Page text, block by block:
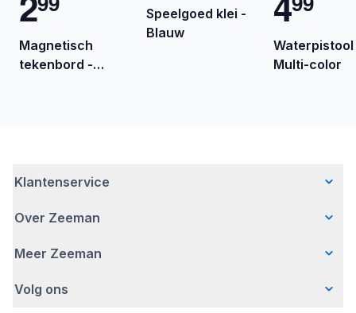
Magnetisch
tekenbord -
Speelgoed klei -
Blauw
Multi-color
Klantenservice
Veelgestelde vragen
Bezorgen
Retourneren
Over Zeeman
Wie wij zijn
Hoe wij verantwoord ondernemen
Meer Zeeman
Veiligheidswaarschuwing
Volg ons